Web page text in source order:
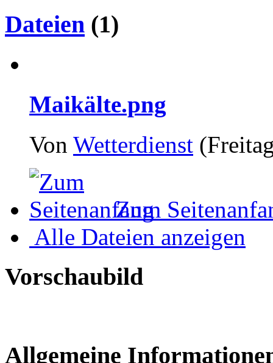
Dateien (1)
Maikälte.png
Von Wetterdienst
Zum
Alle Dateien anzeigen
Vorschaubild
Allgemeine